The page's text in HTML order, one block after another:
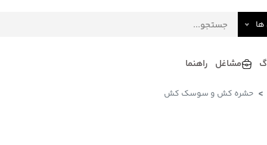
مشاغل راهنما
حشره کش و سوسک کش